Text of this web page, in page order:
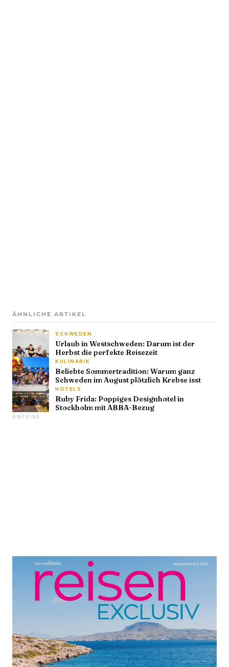
ÄHNLICHE ARTIKEL
SCHWEDEN
Urlaub in Westschweden: Darum ist der
Herbst die perfekte Reisezeit
KULINARIK
Beliebte Sommertradition: Warum ganz
Schweden im August plötzlich Krebse isst
HOTELS
Ruby Frida: Poppiges Designhotel in
Stockholm mit ABBA-Bezug
ANZEIGE